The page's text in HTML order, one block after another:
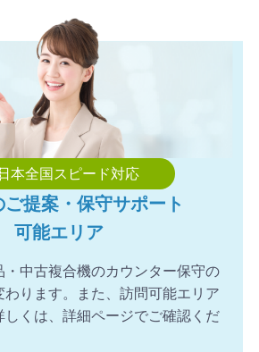
MINOLTA 導入のお問い合わせ
がとうございます。
導入のお問い合わせを頂きまし
います。
SHARP 導入のお問い合わせを頂きま
ざいます。
ざいます。
MINOLTA 導入のお問い合わせ
とうございます。
本全国スピード対応
提案・保守サポート
可能エリア
・中古複合機のカウンター保守の
わります。また、訪問可能エリア
しくは、詳細ページでご確認くだ